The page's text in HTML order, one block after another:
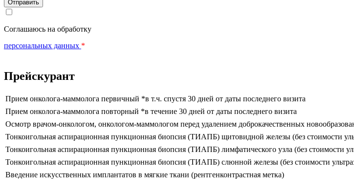
Соглашаюсь на обработку
персональных данных *
Прейскурант
Прием онколога-маммолога первичный *в т.ч. спустя 30 дней от даты последнего визита
Прием онколога-маммолога повторный *в течение 30 дней от даты последнего визита
Осмотр врачом-онкологом, онкологом-маммологом перед удалением доброкачественных
Тонкоигольная аспирационная пункционная биопсия (ТИАПБ) щитовидной железы (без стоимости
Тонкоигольная аспирационная пункционная биопсия (ТИАПБ) лимфатического узла (без стоимости
Тонкоигольная аспирационная пункционная биопсия (ТИАПБ) слюнной железы (без стоимости
Введение искусственных имплантатов в мягкие ткани (рентгенконтрастная метка)